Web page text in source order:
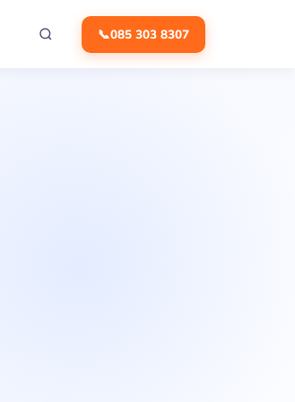
📞085 303 8307